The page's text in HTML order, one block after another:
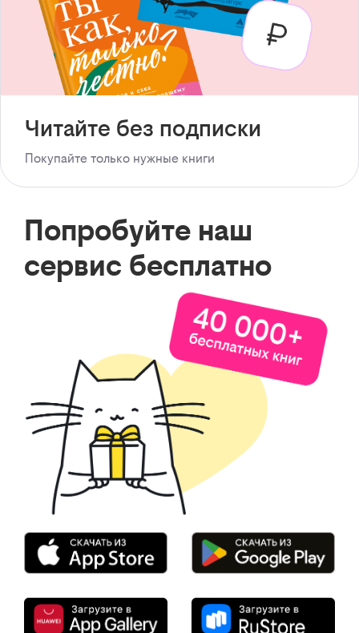
Читайте без подписки
Покупайте только нужные книги
Попробуйте наш
сервис бесплатно